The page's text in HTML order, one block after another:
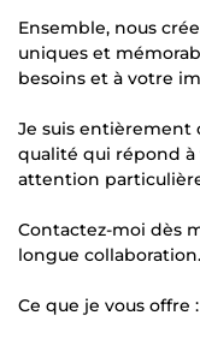
Ensemble, nous
uniques et
besoins et à votre
Je suis entièrement
qualité qui répond à
attention
Contactez-moi dès
longue collaboration.
Ce que je vous offre :